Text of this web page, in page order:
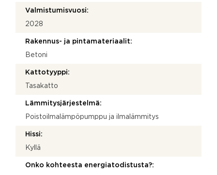
Valmistumisvuosi:
2028
Rakennus- ja pintamateriaalit:
Betoni
Kattotyyppi:
Tasakatto
Lämmitysjärjestelmä:
Poistoilmalämpöpumppu ja ilmalämmitys
Hissi:
Kyllä
Onko kohteesta energiatodistusta?: